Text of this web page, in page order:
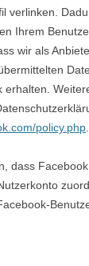
verlinken.
Ihrem
wir als
erhalten.
policy.php
dass